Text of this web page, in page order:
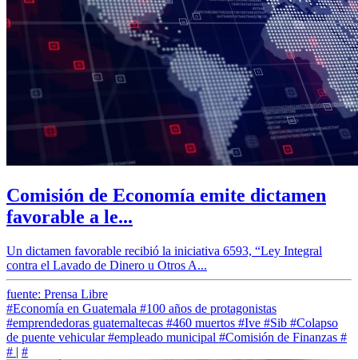
Comisión de Economía emite dictamen
favorable a le...
Un dictamen favorable recibió la iniciativa 6593, “Ley Integral
contra el Lavado de Dinero u Otros A...
fuente: Prensa Libre
#Economía en Guatemala #100 años de protagonistas
#emprendedoras guatemaltecas #460 muertos #Ive #Sib #Colapso
de puente vehicular #empleado municipal #Comisión de Finanzas #
# | #